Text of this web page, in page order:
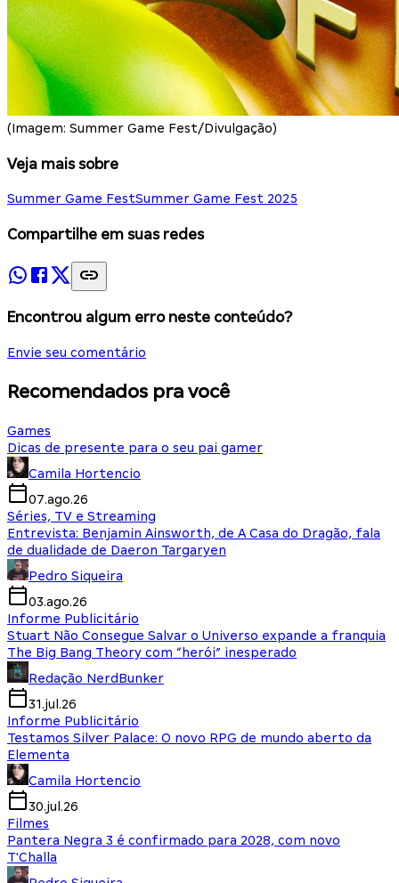
(Imagem: Summer Game Fest/Divulgação)
Veja mais sobre
Summer Game FestSummer Game Fest 2025
Compartilhe em suas redes
Encontrou algum erro neste conteúdo?
Envie seu comentário
Recomendados pra você
Games
Dicas de presente para o seu pai gamer
Camila Hortencio
07.ago.26
Séries, TV e Streaming
Entrevista: Benjamin Ainsworth, de A Casa do Dragão, fala
de dualidade de Daeron Targaryen
Pedro Siqueira
03.ago.26
Informe Publicitário
Stuart Não Consegue Salvar o Universo expande a franquia
The Big Bang Theory com “herói” inesperado
Redação NerdBunker
31.jul.26
Informe Publicitário
Testamos Silver Palace: O novo RPG de mundo aberto da
Elementa
Camila Hortencio
30.jul.26
Filmes
Pantera Negra 3 é confirmado para 2028, com novo
T'Challa